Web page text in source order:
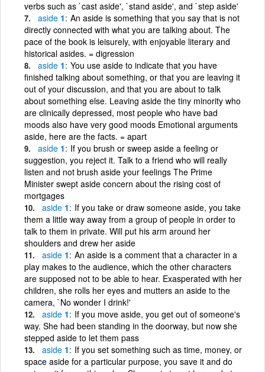
verbs such as `cast aside', `stand aside', and `step aside'
aside 1 An aside is something that you say that is not
directly connected with what you are talking about. The
pace of the book is leisurely, with enjoyable literary and
historical asides. = digression
aside 1 You use aside to indicate that you have
finished talking about something, or that you are leaving it
out of your discussion, and that you are about to talk
about something else. Leaving aside the tiny minority who
are clinically depressed, most people who have bad
moods also have very good moods Emotional arguments
aside, here are the facts. = apart
aside 1 If you brush or sweep aside a feeling or
suggestion, you reject it. Talk to a friend who will really
listen and not brush aside your feelings The Prime
Minister swept aside concern about the rising cost of
mortgages
aside 1 If you take or draw someone aside, you take
them a little way away from a group of people in order to
talk to them in private. Will put his arm around her
shoulders and drew her aside
aside 1 An aside is a comment that a character in a
play makes to the audience, which the other characters
are supposed not to be able to hear. Exasperated with her
children, she rolls her eyes and mutters an aside to the
camera, `No wonder I drink!'
aside 1 If you move aside, you get out of someone's
way. She had been standing in the doorway, but now she
stepped aside to let them pass
aside 1 If you set something such as time, money, or
space aside for a particular purpose, you save it and do